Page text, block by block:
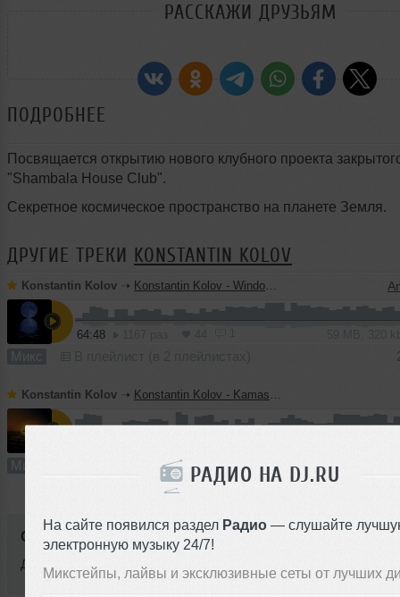
РАДИО НА DJ.RU
На сайте появился раздел Радио — слушайте
электронную музыку 24/7!
Микстейпы, лайвы и эксклюзивные сеты от лучших
РАССКАЖИ ДРУЗЬЯМ
ПОДРОБНЕЕ
Посвящается открытию нового клубного проекта
"Shambala House Club".
Секретное космическое пространство на планете Земля.
ДРУГИЕ ТРЕКИ KONSTANTIN KOLOV
Konstantin Kolov ➝ Konstantin Kolov - Window from Space (dj-mix)
64:48
Микс
Konstantin Kolov ➝ Konstantin Kolov - Kamasutra at my morning (dj-mix)
Микс В плейлист (в 1 плейлисте)
Стиль:
Добавлен: 25 октября 2010, 03:29